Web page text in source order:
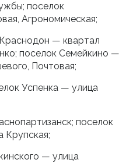
поселок
Агрономическая;
Краснодон — квартал
поселок Семейкино —
Почтовая;
Успенка — улица
поселок
Крупская;
— улица